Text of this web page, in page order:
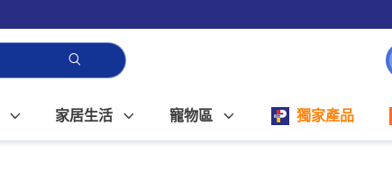
家居生活 寵物區 獨家產品